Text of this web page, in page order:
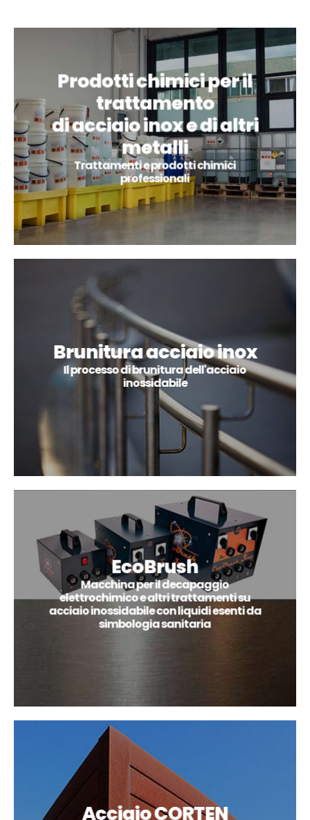
Prodotti chimici per il
trattamento
di acciaio inox e di altri
metalli
Trattamenti e prodotti chimici
professionali
Brunitura acciaio inox
Il processo di brunitura dell'acciaio
inossidabile
EcoBrush
Macchina per il decapaggio
elettrochimico e altri trattamenti su
acciaio inossidabile con liquidi esenti da
simbologia sanitaria
Acciaio CORTEN